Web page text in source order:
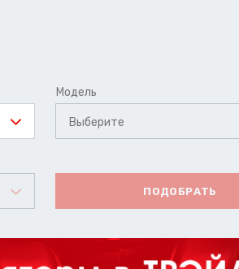
Модель
Выберите
ПОДОБРАТЬ